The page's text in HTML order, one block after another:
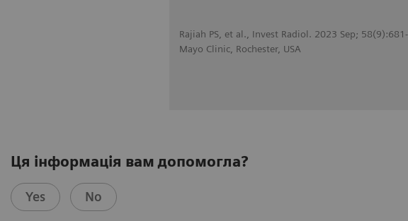
Rajiah PS, et al., Invest Radiol. 2023 Sep;
Mayo Clinic, Rochester, USA
Ця інформація вам допомогла?
Yes No